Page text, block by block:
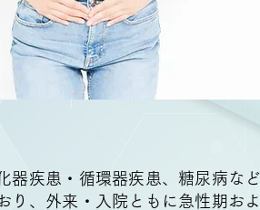
器疾患・循環器疾患、糖尿病な
り、外来・入院ともに急性期お